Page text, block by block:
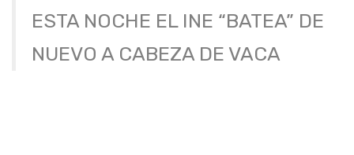
ESTA NOCHE EL INE “BATEA” DE
NUEVO A CABEZA DE VACA